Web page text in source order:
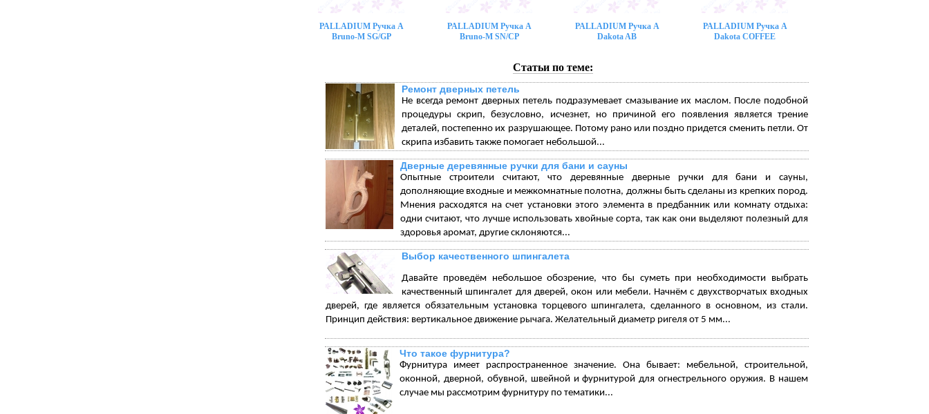
PALLADIUM Ручка A
Bruno-M SG/GP
PALLADIUM Ручка A
Bruno-M SN/CP
PALLADIUM Ручка A
Dakota AB
PALLADIUM Ручка A
Dakota COFFEE
Статьи по теме:
Ремонт дверных петель
Не всегда ремонт дверных петель подразумевает смазывание их маслом. После подобной
процедуры скрип, безусловно, исчезнет, но причиной его появления является трение
деталей, постепенно их разрушающее. Потому рано или поздно придется сменить петли. От
скрипа избавить также помогает небольшой...
Дверные деревянные ручки для бани и сауны
Опытные строители считают, что деревянные дверные ручки для бани и сауны,
дополняющие входные и межкомнатные полотна, должны быть сделаны из крепких пород.
Мнения расходятся на счет установки этого элемента в предбанник или комнату отдыха:
одни считают, что лучше использовать хвойные сорта, так как они выделяют полезный для
здоровья аромат, другие склоняются...
Выбор качественного шпингалета
Давайте проведём небольшое обозрение, что бы суметь при необходимости выбрать
качественный шпингалет для дверей, окон или мебели. Начнём с двухстворчатых входных
дверей, где является обязательным установка торцевого шпингалета, сделанного в основном, из стали.
Принцип действия: вертикальное движение рычага. Желательный диаметр ригеля от 5 мм...
Что такое фурнитура?
Фурнитура имеет распространенное значение. Она бывает: мебельной, строительной,
оконной, дверной, обувной, швейной и фурнитурой для огнестрельного оружия. В нашем
случае мы рассмотрим фурнитуру по тематики...